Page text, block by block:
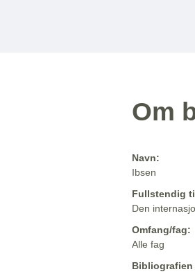
Om
Navn:
Ibsen
Fullstendig
Den
Omfang/fag:
Alle fag
Bibliografien